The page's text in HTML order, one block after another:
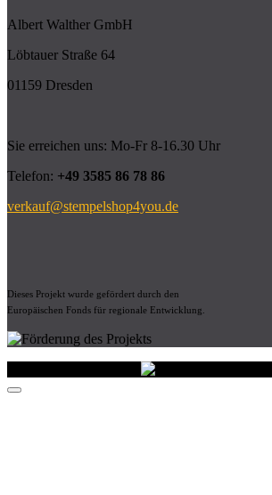
Albert Walther GmbH
Löbtauer Straße 64
01159 Dresden
Sie erreichen uns: Mo-Fr 8-16.30 Uhr
Telefon: +49 3585 86 78 86
verkauf@stempelshop4you.de
Dieses Projekt wurde gefördert durch den
Europäischen Fonds für regionale Entwicklung.